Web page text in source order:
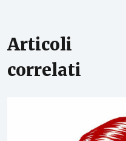
Articoli
correlati